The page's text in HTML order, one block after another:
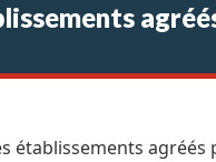
établissements